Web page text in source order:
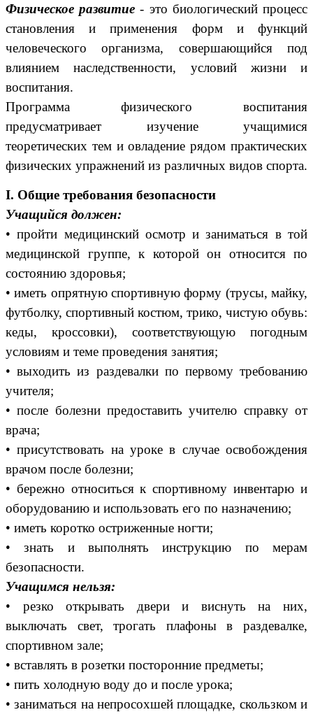
Физическое развитие- это биологический процесс
становления и применения форм и функций
человеческого организма, совершающийся под
влиянием наследственности, условий жизни и
воспитания.
Программа физического воспитания
предусматривает изучение учащимися
теоретических тем и овладение рядом практических
физических упражнений из различных видов спорта.
I. Общие требования безопасности
Учащийся должен:
• пройти медицинский осмотр и заниматься в той
медицинской группе, к которой он относится по
состоянию здоровья;
• иметь опрятную спортивную форму (трусы, майку,
футболку, спортивный костюм, трико, чистую обувь:
кеды, кроссовки), соответствующую погодным
условиям и теме проведения занятия;
• выходить из раздевалки по первому требованию
учителя;
• после болезни предоставить учителю справку от
врача;
• присутствовать на уроке в случае освобождения
врачом после болезни;
• бережно относиться к спортивному инвентарю и
оборудованию и использовать его по назначению;
• иметь коротко остриженные ногти;
• знать и выполнять инструкцию по мерам
безопасности.
Учащимся нельзя:
• резко открывать двери и виснуть на них,
выключать свет, трогать плафоны в раздевалке,
спортивном зале;
• вставлять в розетки посторонние предметы;
• пить холодную воду до и после урока;
• заниматься на непросохшей площадке, скользком и